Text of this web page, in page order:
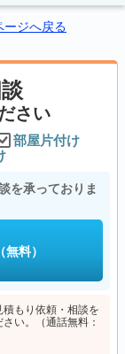
ジへ戻る
さい
部屋片付け
を承っておりま
無料）
もり依頼・相談を
い。（通話無料：